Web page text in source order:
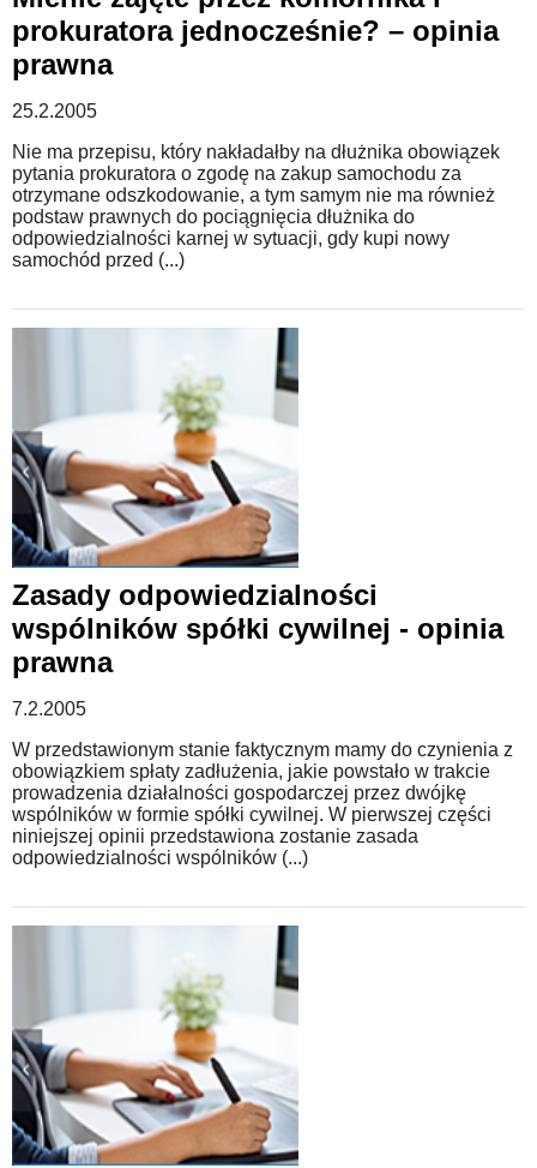
prokuratora jednocześnie? – opinia
prawna
25.2.2005
Nie ma przepisu, który nakładałby na dłużnika obowiązek
pytania prokuratora o zgodę na zakup samochodu za
otrzymane odszkodowanie, a tym samym nie ma również
podstaw prawnych do pociągnięcia dłużnika do
odpowiedzialności karnej w sytuacji, gdy kupi nowy
samochód przed (...)
Zasady odpowiedzialności
wspólników spółki cywilnej - opinia
prawna
7.2.2005
W przedstawionym stanie faktycznym mamy do czynienia z
obowiązkiem spłaty zadłużenia, jakie powstało w trakcie
prowadzenia działalności gospodarczej przez dwójkę
wspólników w formie spółki cywilnej. W pierwszej części
niniejszej opinii przedstawiona zostanie zasada
odpowiedzialności wspólników (...)